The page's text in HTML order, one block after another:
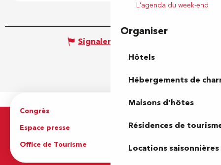
L'agenda du week-end
Organiser
Hôtels
Hébergements de
Maisons d'hôtes
Résidences de
Locations saisonnières
Signaler une erreur
Congrès
Espace presse
Brochures
Office de Tourisme